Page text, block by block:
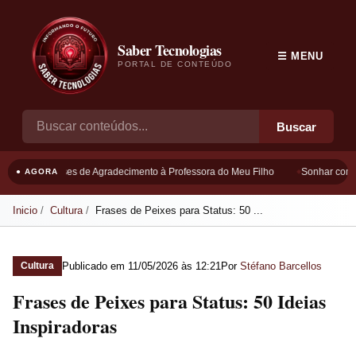
Saber Tecnologias
PORTAL DE CONTEÚDO
Buscar
☰ MENU
● AGORAFrases de Agradecimento à Professora do Meu Filho Sonhar com
Inicio Cultura Frases de Peixes para Status: 50 ...
Cultura Publicado em 11/05/2026 às 12:21 Por Stéfano Barcellos
Frases de Peixes para Status: 50 Ideias
Inspiradoras